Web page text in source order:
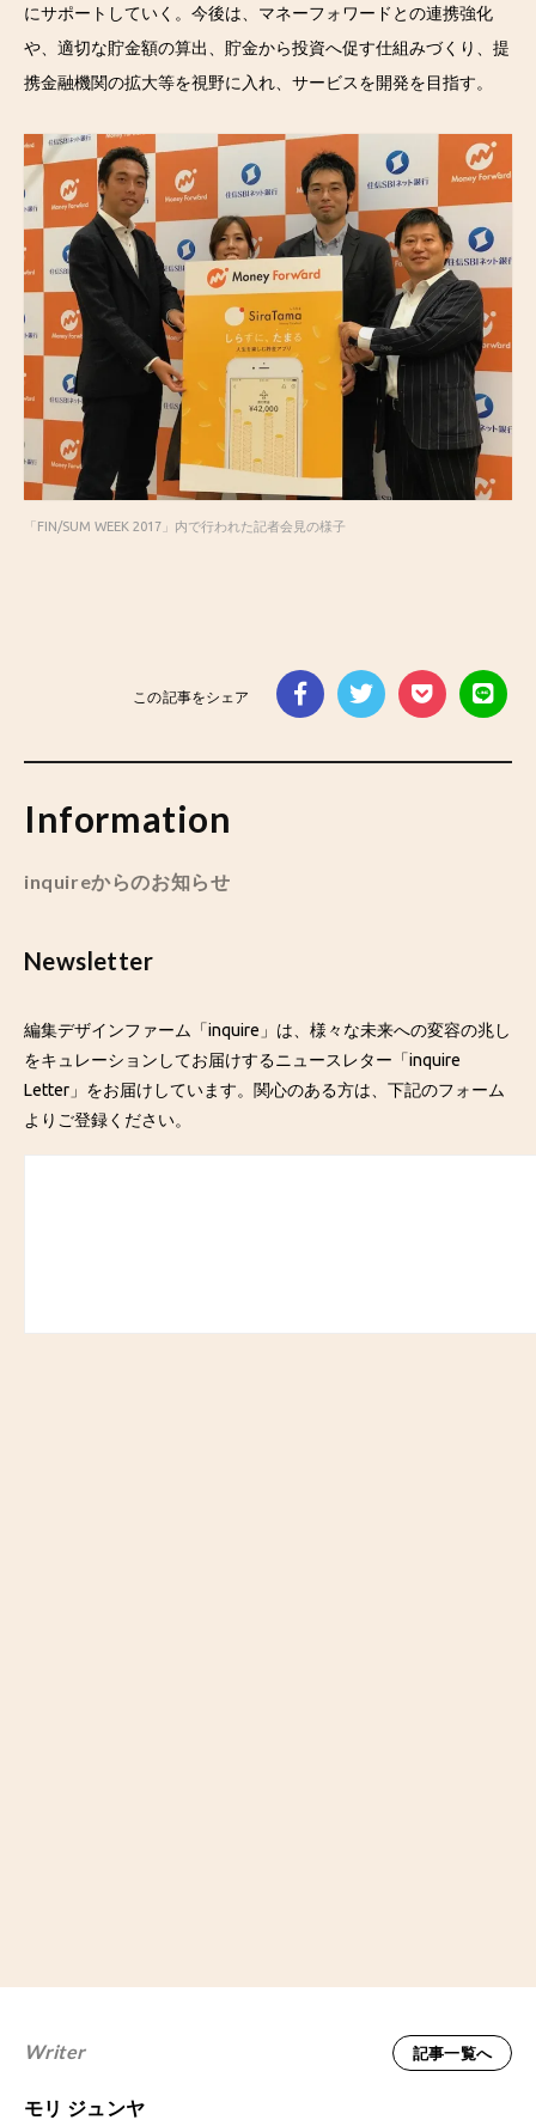
にサポートしていく。今後は、マネーフォワードとの連携強化
や、適切な貯金額の算出、貯金から投資へ促す仕組みづくり、提
携金融機関の拡大等を視野に入れ、サービスを開発を目指す。
「FIN/SUM WEEK 2017」内で行われた記者会見の様子
この記事をシェア
Information
inquireからのお知らせ
Newsletter
編集デザインファーム「inquire」は、様々な未来への変容の兆し
をキュレーションしてお届けするニュースレター「inquire
Letter」をお届けしています。関心のある方は、下記のフォーム
よりご登録ください。
Writer
モリ ジュンヤ
記事一覧へ